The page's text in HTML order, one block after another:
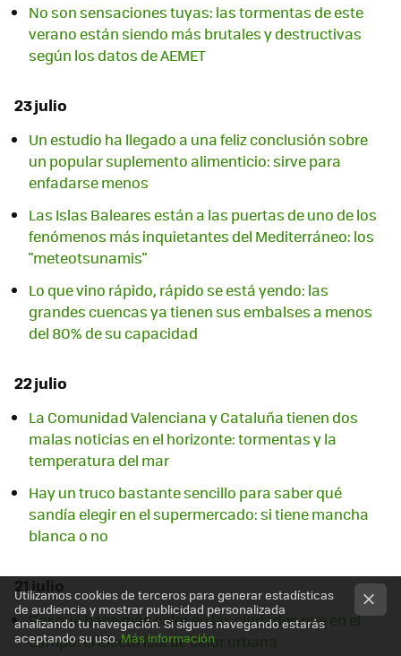
No son sensaciones tuyas: las tormentas de este
verano están siendo más brutales y destructivas
según los datos de AEMET
23 julio
Un estudio ha llegado a una feliz conclusión sobre
un popular suplemento alimenticio: sirve para
enfadarse menos
Las Islas Baleares están a las puertas de uno de los
fenómenos más inquietantes del Mediterráneo: los
"meteotsunamis"
Lo que vino rápido, rápido se está yendo: las
grandes cuencas ya tienen sus embalses a menos
del 80% de su capacidad
22 julio
La Comunidad Valenciana y Cataluña tienen dos
malas noticias en el horizonte: tormentas y la
temperatura del mar
Hay un truco bastante sencillo para saber qué
sandía elegir en el supermercado: si tiene mancha
blanca o no
21 julio
Por qué hace más calor en las ciudades que en el
campo: el efecto isla de calor urbana
Utilizamos cookies de terceros para generar estadísticas
de audiencia y mostrar publicidad personalizada
analizando tu navegación. Si sigues navegando estarás
aceptando su uso.Más información